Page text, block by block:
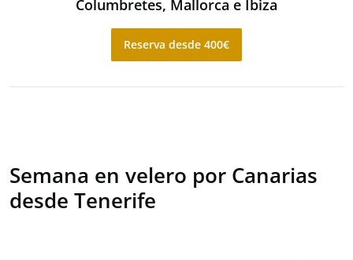
Columbretes, Mallorca e Ibiza
Reserva desde 400€
Semana en velero por Canarias
desde Tenerife